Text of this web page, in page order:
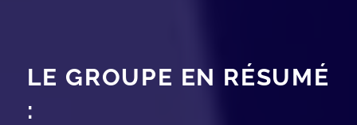
LE GROUPE EN RÉSUMÉ
: